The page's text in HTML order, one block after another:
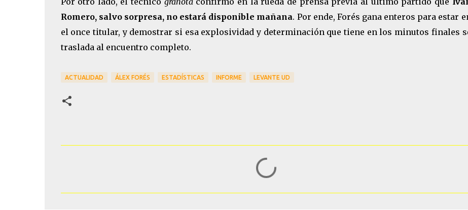
Romero, salvo sorpresa, no estará disponible mañana. Por ende, Forés gana enteros para estar
el once titular, y demostrar si esa explosividad y determinación que tiene en los minutos finales
traslada al encuentro completo.
ACTUALIDAD ÁLEX FORÉS ESTADÍSTICAS INFORME LEVANTE UD